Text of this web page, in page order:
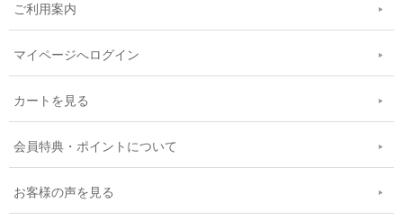
ご利用案内
マイページへログイン
カートを見る
会員特典・ポイントについて
お客様の声を見る